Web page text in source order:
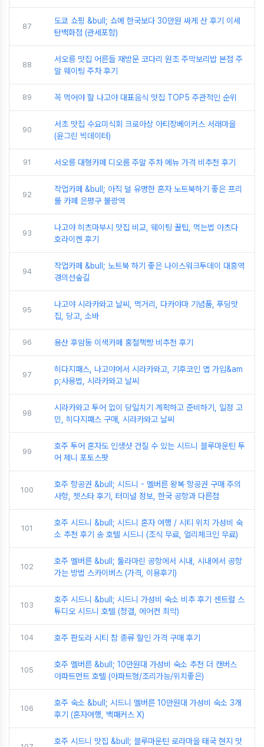
87
도쿄 쇼핑 &bull; 쇼메 한국보다 30만원 싸게 산 후기 이세
탄백화점 (관세포함)
88
서오릉 맛집 어른들 재방문 코다리 원조 주막보리밥 본점 주
말 웨이팅 주차 후기
89 꼭 먹어야 할 나고야 대표음식 맛집 TOP5 주관적인 순위
90
서초 맛집 수요미식회 크로아상 아티장베이커스 서래마을
(윤그린 빅데이터)
91 서오릉 대형카페 디오름 주말 주차 메뉴 가격 비추천 후기
92
작업카페 &bull; 아직 덜 유명한 혼자 노트북하기 좋은 프리
롤 카페 은평구 불광역
93
나고야 히츠마부시 맛집 비교, 웨이팅 꿀팁, 먹는법 아츠다
호라이켄 후기
94
작업카페 &bull; 노트북 하기 좋은 나이스워크투데이 대흥역
경의선숲길
95
나고야 시라카와고 날씨, 먹거리, 다카야마 기념품, 푸딩맛
집, 당고, 소바
96 용산 후암동 이색카페 홍철책빵 비추천 후기
97
히다지패스, 나고야에서 시라카와고, 기후코인 앱 가입&am
p;사용법, 시라카와고 날씨
98
시라카와고 투어 없이 당일치기 계획하고 준비하기, 일정 고
민, 히다지패스 구매, 시라카와고 날씨
99
호주 투어 혼자도 인생샷 건질 수 있는 시드니 블루마운틴 투
어 제니 포토스팟
100
호주 항공권 &bull; 시드니 - 멜버른 왕복 항공권 구매 주의
사항, 젯스타 후기, 터미널 정보, 한국 공항과 다른점
101
호주 시드니 &bull; 시드니 혼자 여행 / 시티 위치 가성비 숙
소 추천 후기 송 호텔 시드니 (조식 무료, 얼리체크인 무료)
102
호주 멜버른 &bull; 툴라마린 공항에서 시내, 시내에서 공항
가는 방법 스카이버스 (가격, 이용후기)
103
호주 시드니 &bull; 시드니 가성비 숙소 비추 후기 센트럴 스
튜디오 시드니 호텔 (청결, 에어컨 최악)
104 호주 판도라 시티 참 종류 할인 가격 구매 후기
105
호주 멜버른 &bull; 10만원대 가성비 숙소 추천 더 캔버스
아파트먼트 호텔 (아파트형/조리가능/위치좋은)
106
호주 숙소 &bull; 시드니 멜버른 10만원대 가성비 숙소 3개
후기 (혼자여행, 백패커스 X)
호주 시드니 맛집 &bull; 블루마운틴 로라마을 태국 현지 맛